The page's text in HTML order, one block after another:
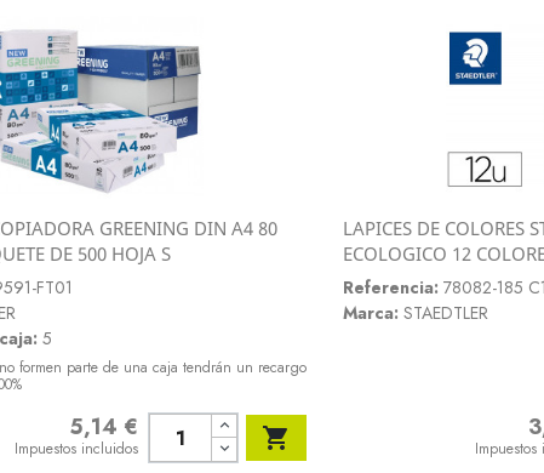
Vista rápida
GREENING DIN A4 80
DE 500 HOJA S
FT01
5
formen parte de una caja tendrán un recargo
5,14 €
Impuestos incluidos 

LAPICES DE COLORES
ECOLOGICO 12
Referencia: 78082-185
Marca: STAEDTLER